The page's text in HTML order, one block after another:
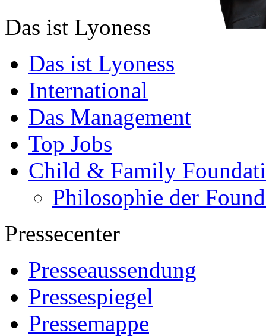
Das ist Lyoness
Das ist Lyoness
International
Das Management
Top Jobs
Child & Family
Philosophie der
Pressecenter
Presseaussendung
Pressespiegel
Pressemappe